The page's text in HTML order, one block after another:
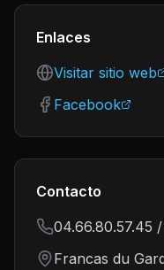
Enlaces
Visitar sitio web
Facebook
Contacto
04.66.80.57.45
Francas du